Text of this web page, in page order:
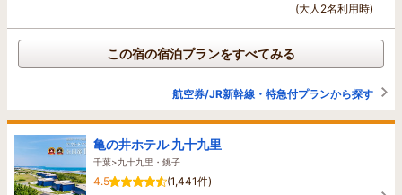
(大人2名利用時)
この宿の宿泊プランをすべてみる
航空券/JR新幹線・特急付プランから探す
亀の井ホテル 九十九里
千葉>九十九里・銚子
4.5
(1,441件)